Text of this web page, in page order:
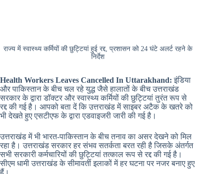
राज्य में स्वास्थ्य कर्मियों की छुट्टियां हुई रद्द, प्रशासन को 24 घंटे अलर्ट रहने के
निर्देश
Health Workers Leaves Cancelled In Uttarakhand: इंडिया
और पाकिस्तान के बीच चल रहे युद्ध जैसे हालातों के बीच उत्तराखंड
सरकार के द्वारा डॉक्टर और स्वास्थ्य कर्मियों की छुट्टियां तुरंत रूप से
रद्द की गई है। आपको बता दें कि उत्तराखंड में साइबर अटैक के खतरे को
भी देखते हुए एसटीएफ के द्वारा एडवाइजरी जारी की गई है।
उत्तराखंड में भी भारत-पाकिस्तान के बीच तनाव का असर देखने को मिल
रहा है। उत्तराखंड सरकार हर संभव सतर्कता बरत रही है जिसके अंतर्गत
सभी सरकारी कर्मचारियों की छुट्टियां तत्काल रूप से रद्द की गई है।
सीएम धामी उत्तराखंड के सीमावर्ती इलाकों में हर घटना पर नजर बनाए हुए